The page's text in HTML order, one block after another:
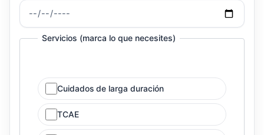
Servicios (marca lo que necesites)
Cuidados de larga duración
TCAE